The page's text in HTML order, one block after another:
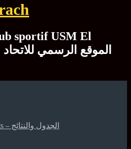
sportif USM El
Calendrier et Résultats – الجدول والنتائج